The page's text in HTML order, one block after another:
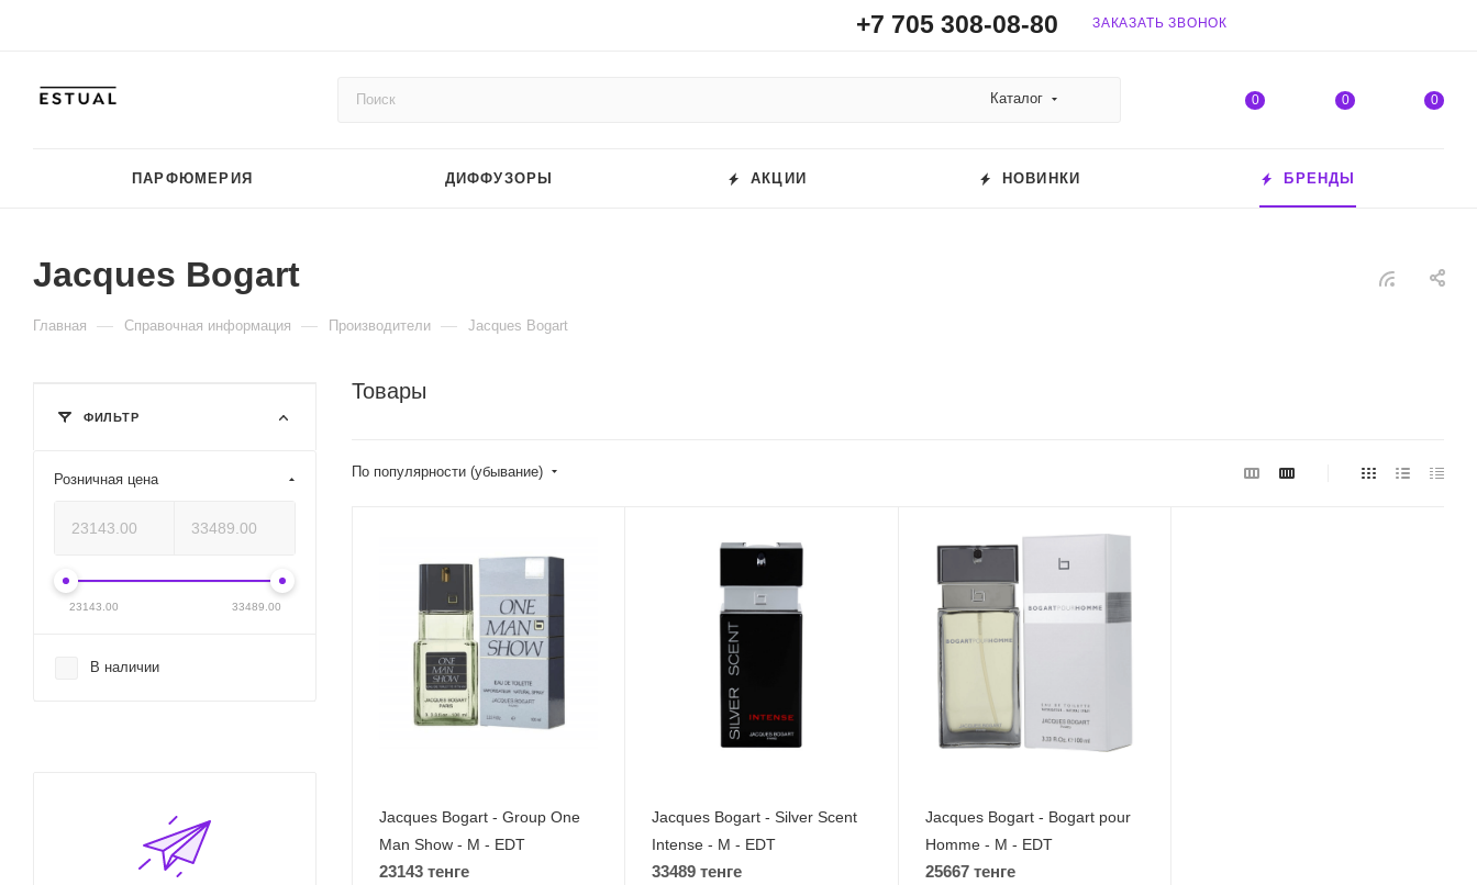
+7 705 308-08-80 ЗАКАЗАТЬ ЗВОНОК
Каталог 0 0 0
ПАРФЮМЕРИЯ ДИФФУЗОРЫ АКЦИИ НОВИНКИ БРЕНДЫ
Jacques Bogart
Главная — Справочная информация — Производители — Jacques Bogart
Товары
По популярности (убывание)
Jacques Bogart - Group One
Man Show - M - EDT
23143 тенге
Jacques Bogart - Silver Scent
Intense - M - EDT
33489 тенге
Jacques Bogart - Bogart pour
Homme - M - EDT
25667 тенге
ФИЛЬТР
Розничная цена
23143.00 33489.00
В наличии